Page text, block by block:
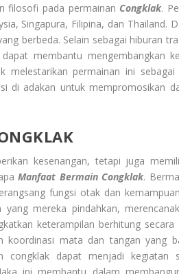
filosofi pada permainan Congklak.
Singapura, Filipina, dan Thailand.
berbeda. Selain sebagai hiburan
membantu mengembangkan
melestarikan permainan ini
di adakan untuk mempromosikan
kesenangan, tetapi juga
Manfaat Bermain Congklak.
fungsi otak dan
mereka pindahkan,
keterampilan berhitung
koordinasi mata dan tangan yang
congklak dapat menjadi kegiatan
ini membantu dalam